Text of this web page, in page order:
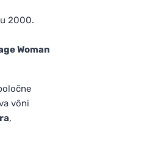
2000.
Woman
vôni
,